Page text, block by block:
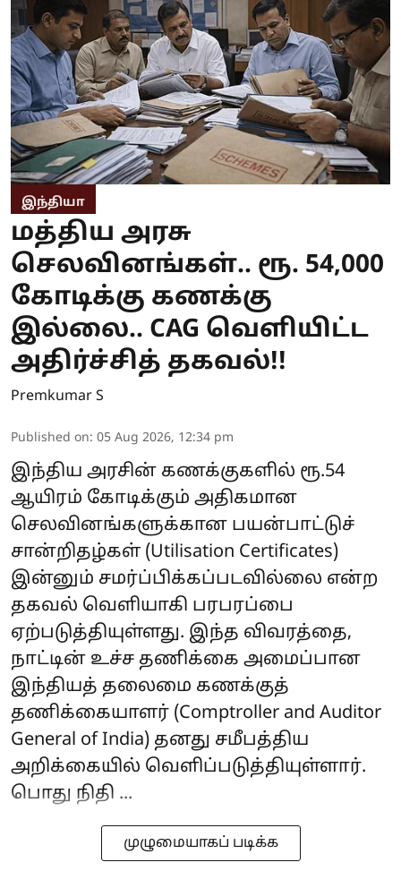
இந்தியா
மத்திய அரசு
செலவினங்கள்.. ரூ. 54,000
கோடிக்கு கணக்கு
இல்லை.. CAG வெளியிட்ட
அதிர்ச்சித் தகவல்!!
Premkumar S
Published on: 05 Aug 2026, 12:34 pm
இந்திய அரசின் கணக்குகளில் ரூ.54
ஆயிரம் கோடிக்கும் அதிகமான
செலவினங்களுக்கான பயன்பாட்டுச்
சான்றிதழ்கள் (Utilisation Certificates)
இன்னும் சமர்ப்பிக்கப்படவில்லை என்ற
தகவல் வெளியாகி பரபரப்பை
ஏற்படுத்தியுள்ளது. இந்த விவரத்தை,
நாட்டின் உச்ச தணிக்கை அமைப்பான
இந்தியத் தலைமை கணக்குத்
தணிக்கையாளர் (Comptroller and Auditor
General of India) தனது சமீபத்திய
அறிக்கையில் வெளிப்படுத்தியுள்ளார்.
பொது நிதி ...
முழுமையாகப் படிக்க